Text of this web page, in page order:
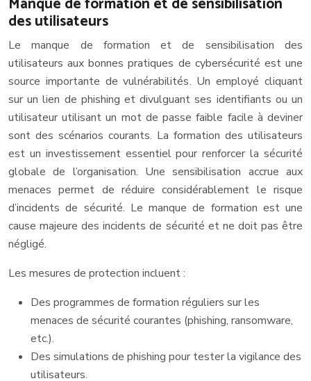
des utilisateurs
Le manque de formation et de sensibilisation des
utilisateurs aux bonnes pratiques de cybersécurité est une
source importante de vulnérabilités. Un employé cliquant
sur un lien de phishing et divulguant ses identifiants ou un
utilisateur utilisant un mot de passe faible facile à deviner
sont des scénarios courants. La formation des utilisateurs
est un investissement essentiel pour renforcer la sécurité
globale de l’organisation. Une sensibilisation accrue aux
menaces permet de réduire considérablement le risque
d’incidents de sécurité. Le manque de formation est une
cause majeure des incidents de sécurité et ne doit pas être
négligé.
Les mesures de protection incluent :
Des programmes de formation réguliers sur les
menaces de sécurité courantes (phishing, ransomware,
etc.).
Des simulations de phishing pour tester la vigilance des
utilisateurs.